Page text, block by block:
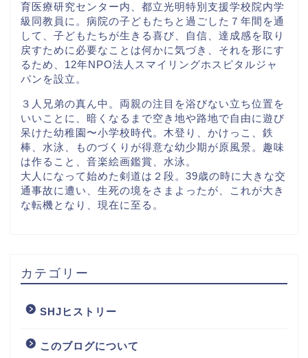
育医療研究センター内、都立光明特別支援学校院内学
級同教員に。病院の子どもたちと過ごした７年間を通
して、子どもたちが生きる喜び、自信、達成感を取り
戻すために必要なことは何かに気づき、それを形にす
るため、12年NPO法人スマイリングホスピタルジャ
パンを設立。
３人兄弟の真ん中。両親の注目を浴びない立ち位置を
いいことに、暗くなるまで空き地や路地で自由に遊び
呆けた幼稚園〜小学校時代。木登り、かけっこ、鉄
棒、水泳、ものづくりが得意な幼少期が原風景。趣味
は作ること、音楽絵画鑑賞、水泳。
大人になって始めた剣道は２段。39歳の時に大きな交
通事故に遭い、生死の境をさまよったが、これが大き
な転機となり、現在に至る。
カテゴリー
SHJヒストリー
このブログについて